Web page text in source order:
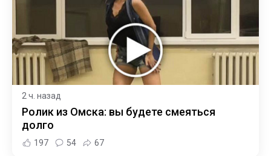
2 ч. назад
Ролик из Омска: вы будете смеяться
долго
197 54 67